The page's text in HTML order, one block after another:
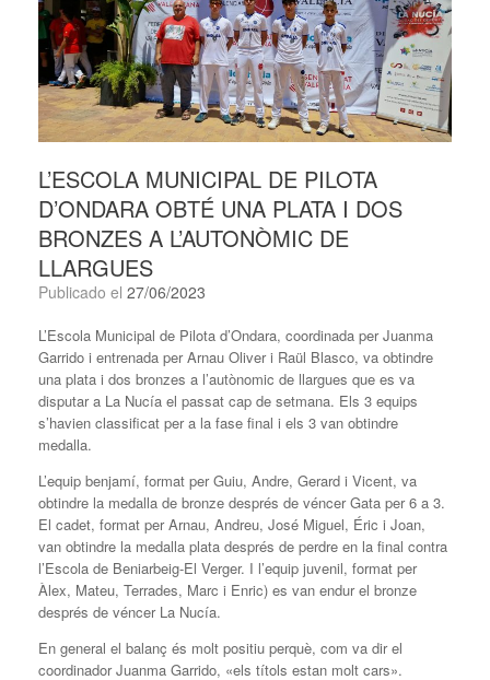
L’ESCOLA MUNICIPAL DE PILOTA
D’ONDARA OBTÉ UNA PLATA I DOS
BRONZES A L’AUTONÒMIC DE
LLARGUES
Publicado el 27/06/2023
L’Escola Municipal de Pilota d’Ondara, coordinada per Juanma
Garrido i entrenada per Arnau Oliver i Raül Blasco, va obtindre
una plata i dos bronzes a l’autònomic de llargues que es va
disputar a La Nucía el passat cap de setmana. Els 3 equips
s’havien classificat per a la fase final i els 3 van obtindre
medalla.
L’equip benjamí, format per Guiu, Andre, Gerard i Vicent, va
obtindre la medalla de bronze després de véncer Gata per 6 a 3.
El cadet, format per Arnau, Andreu, José Miguel, Éric i Joan,
van obtindre la medalla plata després de perdre en la final contra
l’Escola de Beniarbeig-El Verger. I l’equip juvenil, format per
Àlex, Mateu, Terrades, Marc i Enric) es van endur el bronze
després de véncer La Nucía.
En general el balanç és molt positiu perquè, com va dir el
coordinador Juanma Garrido, «els títols estan molt cars».